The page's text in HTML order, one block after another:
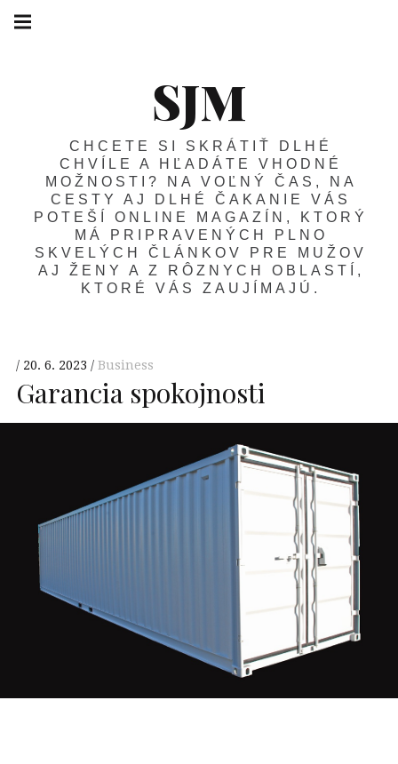
SJM
CHCETE SI SKRÁTIŤ DLHÉ
CHVÍLE A HĽADÁTE VHODNÉ
MOŽNOSTI? NA VOĽNÝ ČAS, NA
CESTY AJ DLHÉ ČAKANIE VÁS
POTEŠÍ ONLINE MAGAZÍN, KTORÝ
MÁ PRIPRAVENÝCH PLNO
SKVELÝCH ČLÁNKOV PRE MUŽOV
AJ ŽENY A Z RÔZNYCH OBLASTÍ,
KTORÉ VÁS ZAUJÍMAJÚ.
20. 6. 2023 Business
Garancia spokojnosti